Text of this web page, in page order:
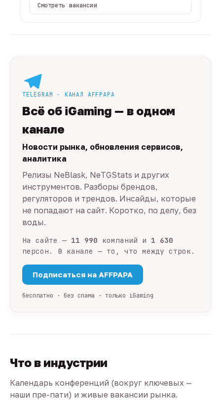
Смотреть вакансии
TELEGRAM · КАНАЛ AFFPAPA
Всё об iGaming — в одном
канале
Новости рынка, обновления сервисов,
аналитика
Релизы NeBlask, NeTGStats и других
инструментов. Разборы брендов,
регуляторов и трендов. Инсайды, которые
не попадают на сайт. Коротко, по делу, без
воды.
На сайте — 11 990 компаний и 1 630
персон. В канале — то, что между строк.
Подписаться на AFFPAPA
бесплатно · без спама · только iGaming
Что в индустрии
Календарь конференций (вокруг ключевых —
наши пре-пати) и живые вакансии рынка.